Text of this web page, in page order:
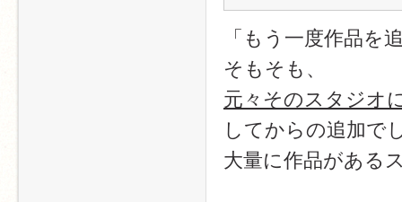
「もう一度作品を
そもそも、
元々そのスタジオ
してからの追加で
大量に作品がある